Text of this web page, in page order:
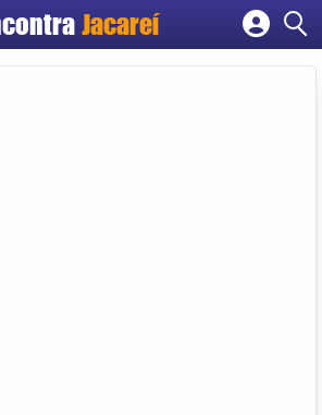
Jacareí
Cadastrar empresa